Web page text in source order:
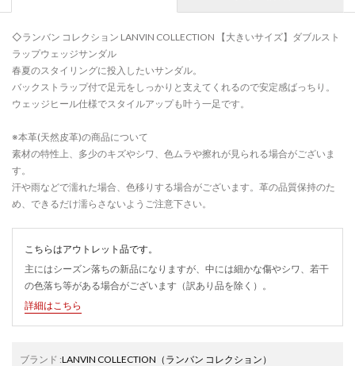
◇ランバン コレクション LANVIN COLLECTION 【大きいサイズ】ダブルスト
ラップウェッジサンダル
春夏のスタイリングに投入したいサンダル。
バックストラップ付で足元をしっかりと支えてくれるので安定感ばっちり。
ウェッジヒール仕様でスタイルアップも叶う一足です。
※本革(天然皮革)の商品について
素材の特性上、多少のキズやシワ、色ムラや擦れが見られる場合がございま
す。
汗や雨などで濡れた場合、色移りする場合がございます。革の品質保持のた
め、できるだけ濡らさないようご注意下さい。
こちらはアウトレット品です。
主にはシーズン落ちの新品になりますが、中には細かな傷やシワ、若干
の色落ち等がある場合がございます（訳あり品を除く）。
詳細はこちら
ブランド :LANVIN COLLECTION （ランバン コレクション）